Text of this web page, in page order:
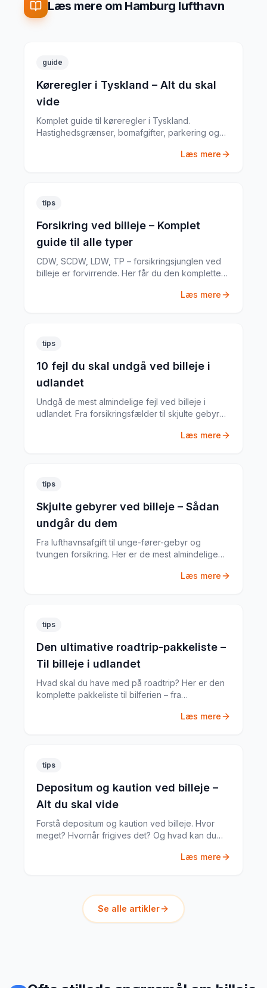
Læs mere om Hamburg lufthavn
guide
Køreregler i Tyskland – Alt du skal
vide
Komplet guide til køreregler i Tyskland.
Hastighedsgrænser, bomafgifter, parkering og
Læs mere
tips
Forsikring ved billeje – Komplet
guide til alle typer
CDW, SCDW, LDW, TP – forsikringsjunglen ved
billeje er forvirrende. Her får du den komplette
Læs mere
tips
10 fejl du skal undgå ved billeje i
udlandet
Undgå de mest almindelige fejl ved billeje i
udlandet. Fra forsikringsfælder til skjulte gebyrer
Læs mere
tips
Skjulte gebyrer ved billeje – Sådan
undgår du dem
Fra lufthavnsafgift til unge-fører-gebyr og
tvungen forsikring. Her er de mest almindelige
Læs mere
tips
Den ultimative roadtrip-pakkeliste –
Til billeje i udlandet
Hvad skal du have med på roadtrip? Her er den
komplette pakkeliste til bilferien – fra
Læs mere
tips
Depositum og kaution ved billeje –
Alt du skal vide
Forstå depositum og kaution ved billeje. Hvor
meget? Hvornår frigives det? Og hvad kan du
Læs mere
Se alle artikler